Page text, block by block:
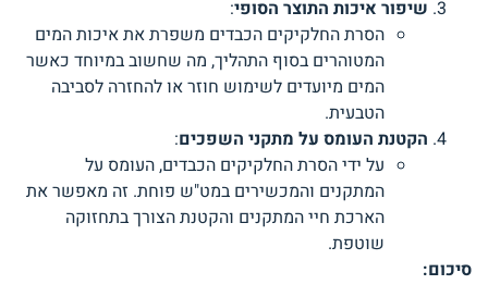
שיפור איכות התוצר הסופי:
הסרת החלקיקים הכבדים משפרת את איכות המים
המטוהרים בסוף התהליך, מה שחשוב במיוחד כאשר
המים מיועדים לשימוש חוזר או להחזרה לסביבה
הטבעית.
הקטנת העומס על מתקני השפכים:
על ידי הסרת החלקיקים הכבדים, העומס על
המתקנים והמכשירים במט"ש פוחת. זה מאפשר את
הארכת חיי המתקנים והקטנת הצורך בתחזוקה
שוטפת.
סיכום: